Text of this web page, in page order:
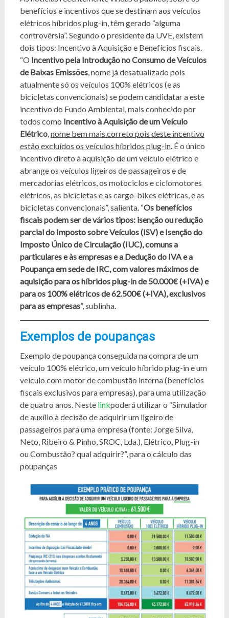
benefícios e incentivos que se destinam aos veículos
elétricos híbridos plug-in, têm gerado “alguma
controvérsia”. Segundo o presidente da UVE, existem
dois tipos: Incentivo à Aquisição e Benefícios fiscais.
“O Incentivo pela Introdução no Consumo de Veículos
de Baixas Emissões, nome já desatualizado pois
atualmente só os veículos 100% elétricos (e as
bicicletas convencionais) se podem candidatar a este
incentivo do Fundo Ambiental, mais conhecido por
todos como Incentivo à Aquisição de um Veículo
Elétrico,nome bem mais correto pois deste incentivo
estão excluídos os veículos híbridos plug-in. É o único
incentivo direto à aquisição de um veículo elétrico e
abrange os veículos ligeiros de passageiros e de
mercadorias elétricos, os motociclos e ciclomotores
elétricos, as bicicletas e as cargo-bikes elétricas, e as
bicicletas convencionais”, salienta. “Os benefícios
fiscais podem ser de vários tipos: isenção ou redução
parcial do Imposto sobre Veículos (ISV) e Isenção do
Imposto Único de Circulação (IUC), comuns a
particulares e às empresas e a Dedução do IVA e a
Poupança em sede de IRC, com valores máximos de
aquisição para os híbridos plug-in de 50.000€ (+IVA) e
para os 100% elétricos de 62.500€ (+IVA), exclusivos
para as empresas”, sublinha.
Exemplos de poupanças
Exemplo de poupança conseguida na compra de um
veículo 100% elétrico, um veículo híbrido plug-in e um
veículo com motor de combustão interna (benefícios
fiscais exclusivos para empresas), para uma utilização
de quatro anos. Neste linkpoderá utilizar o “Simulador
de auxílio à decisão de adquirir um ligeiro de
passageiros para uma empresa (fonte: Jorge Silva,
Neto, Ribeiro & Pinho, SROC, Lda.), Elétrico, Plug-in
ou Combustão? qual adquirir?”, para o cálculo das
poupanças